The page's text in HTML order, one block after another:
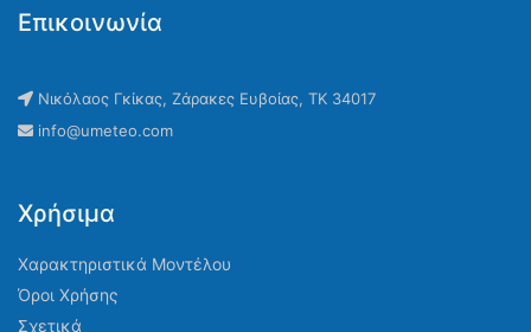
Επικοινωνία
Νικόλαος Γκίκας, Ζάρακες Ευβοίας, ΤΚ 34017
info@umeteo.com
Χρήσιμα
Χαρακτηριστικά Μοντέλου
Όροι Χρήσης
Σχετικά